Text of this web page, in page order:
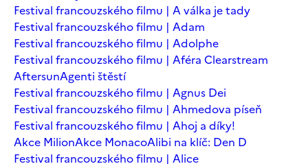
Festival francouzského filmu | A válka je tady
Festival francouzského filmu | Adam
Festival francouzského filmu | Adolphe
Festival francouzského filmu | Aféra Clearstream
AftersunAgenti štěstí
Festival francouzského filmu | Agnus Dei
Festival francouzského filmu | Ahmedova píseň
Festival francouzského filmu | Ahoj a díky!
Akce MilionAkce MonacoAlibi na klíč: Den D
Festival francouzského filmu | Alice